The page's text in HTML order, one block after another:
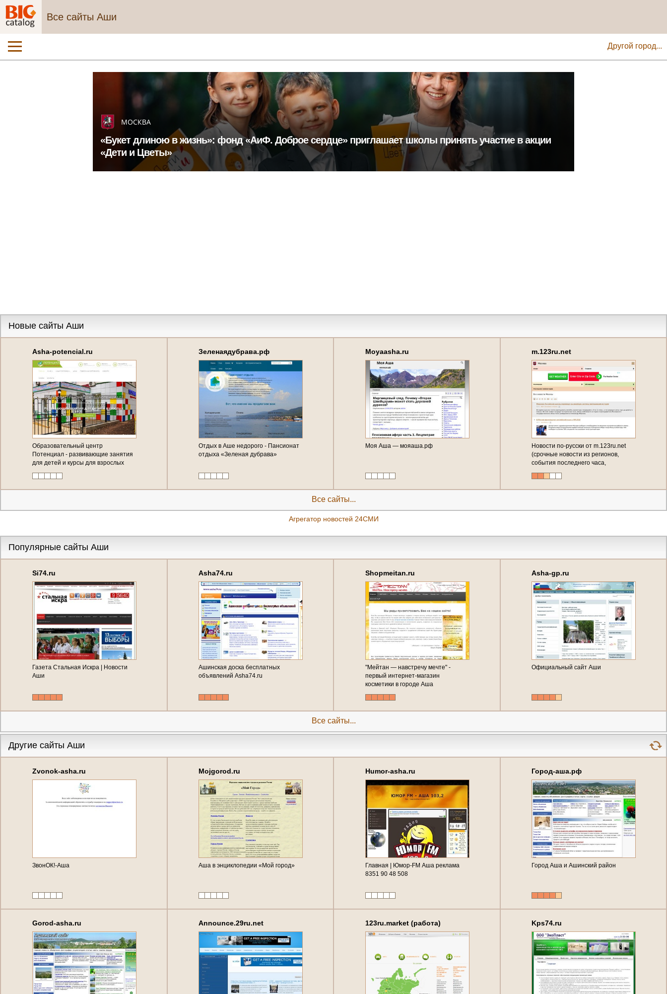
Все сайты Аши
Другой город...
МОСКВА
«Букет длиною в жизнь»: фонд «АиФ. Доброе сердце» приглашает школы принять участие в акции
«Дети и Цветы»
Новые сайты Аши
Asha-potencial.ru
Образовательный центр
Потенциал - развивающие занятия
для детей и курсы для взрослых
Зеленаядубрава.рф
Отдых в Аше недорого - Пансионат
отдыха «Зеленая дубрава»
Moyaasha.ru
Моя Аша — мояаша.рф
m.123ru.net
Новости по-русски от m.123ru.net
(срочные новости из регионов,
события последнего часа,
эксклюзивные репортажи от
первого лица - в новостной ленте
Все сайты...
Агрегатор новостей 24СМИ
Популярные сайты Аши
Si74.ru
Газета Стальная Искра | Новости
Аши
Asha74.ru
Ашинская доска бесплатных
объявлений Asha74.ru
Shopmeitan.ru
"Мейтан — навстречу мечте" -
первый интернет-магазин
косметики в городе Аша
(Челябинская область, г. Аша,
телефон: 8-982-106-18-22)
Asha-gp.ru
Официальный сайт Аши
Все сайты...
Другие сайты Аши
Zvonok-asha.ru
ЗвонОК!-Аша
Mojgorod.ru
Аша в энциклопедии «Мой город»
Humor-asha.ru
Главная | Юмор-FM Аша реклама
8351 90 48 508
Город-аша.рф
Город Аша и Ашинский район
Gorod-asha.ru Announce.29ru.net 123ru.market (работа) Kps74.ru